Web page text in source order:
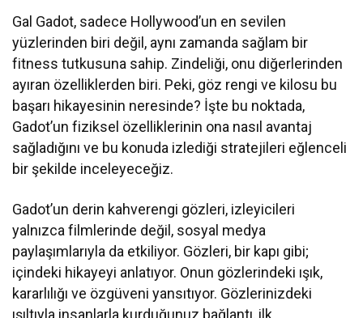
Gal Gadot, sadece Hollywood’un en sevilen
yüzlerinden biri değil, aynı zamanda sağlam bir
fitness tutkusuna sahip. Zindeliği, onu diğerlerinden
ayıran özelliklerden biri. Peki, göz rengi ve kilosu bu
başarı hikayesinin neresinde? İşte bu noktada,
Gadot’un fiziksel özelliklerinin ona nasıl avantaj
sağladığını ve bu konuda izlediği stratejileri eğlenceli
bir şekilde inceleyeceğiz.
Gadot’un derin kahverengi gözleri, izleyicileri
yalnızca filmlerinde değil, sosyal medya
paylaşımlarıyla da etkiliyor. Gözleri, bir kapı gibi;
içindeki hikayeyi anlatıyor. Onun gözlerindeki ışık,
kararlılığı ve özgüveni yansıtıyor. Gözlerinizdeki
ışıltıyla insanlarla kurduğunuz bağlantı, ilk